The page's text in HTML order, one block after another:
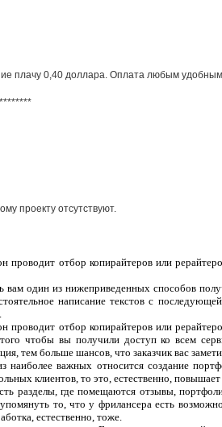
плачу 0,40 доллара. Оплата любым удобным
проекту отсутствуют.
отбор копирайтеров или
один из нижеприведенных способов
написание текстов с
отбор копирайтеров или
чтобы вы получили доступ ко всем
тем больше шансов, что заказчик вас
важных относится создание
клиентов, то это, естественно,
разделы, где помещаются отзывы,
то, что у фрилансера есть
естественно, тоже.